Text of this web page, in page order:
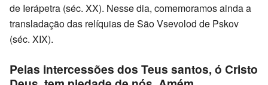
de Ierápetra (séc. XX). Nesse dia, comemoramos ainda a
transladação das relíquias de São Vsevolod de Pskov
(séc. XIX).
Pelas intercessões dos Teus santos, ó Cristo